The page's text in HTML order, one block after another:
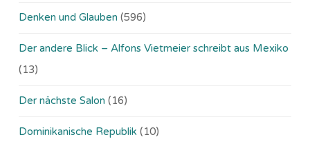
Denken und Glauben (596)
Der andere Blick – Alfons Vietmeier schreibt aus Mexiko
(13)
Der nächste Salon (16)
Dominikanische Republik (10)